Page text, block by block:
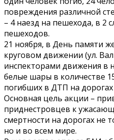
повреждения различной
– 4 наезд на пешехода, в 2
пешеходов.
21 ноября, в День памяти
круговом движении (ул.
инспекторами движения в
белые шары в количестве
погибших в ДТП на
Основная цель акции –
приднестровцев к
смертности на дорогах не
но и во всем мире.